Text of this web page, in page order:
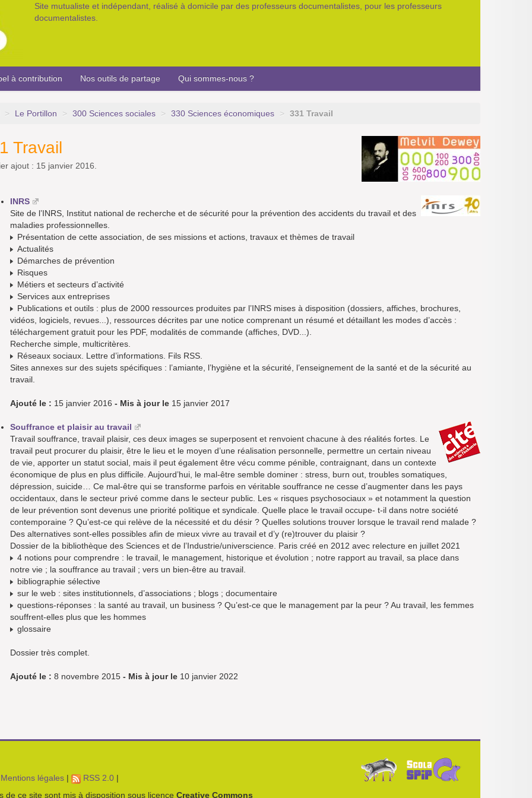
Site mutualiste et indépendant, réalisé à domicile par des professeurs documentalistes, pour les professeurs
documentalistes.
à contribution Nos outils de partage Qui sommes-nous ?
> Le Portillon > 300 Sciences sociales > 330 Sciences économiques > 331 Travail
Travail
ajout : 15 janvier 2016.
INRS
Site de l’INRS, Institut national de recherche et de sécurité pour la prévention des accidents du travail et des
maladies professionnelles.
Présentation de cette association, de ses missions et actions, travaux et thèmes de travail
Actualités
Démarches de prévention
Risques
Métiers et secteurs d’activité
Services aux entreprises
Publications et outils : plus de 2000 ressources produites par l’INRS mises à disposition (dossiers, affiches, brochures,
vidéos, logiciels, revues...), ressources décrites par une notice comprenant un résumé et détaillant les modes d’accès :
téléchargement gratuit pour les PDF, modalités de commande (affiches, DVD...).
Recherche simple, multicritères.
Réseaux sociaux. Lettre d’informations. Fils RSS.
Sites annexes sur des sujets spécifiques : l’amiante, l’hygiène et la sécurité, l’enseignement de la santé et de la sécurité au
travail.
Ajouté le : 15 janvier 2016 - Mis à jour le 15 janvier 2017
Souffrance et plaisir au travail
Travail souffrance, travail plaisir, ces deux images se superposent et renvoient chacune à des réalités fortes. Le
travail peut procurer du plaisir, être le lieu et le moyen d’une réalisation personnelle, permettre un certain niveau
de vie, apporter un statut social, mais il peut également être vécu comme pénible, contraignant, dans un contexte
économique de plus en plus difficile. Aujourd’hui, le mal-être semble dominer : stress, burn out, troubles somatiques,
dépression, suicide… Ce mal-être qui se transforme parfois en véritable souffrance ne cesse d’augmenter dans les pays
occidentaux, dans le secteur privé comme dans le secteur public. Les « risques psychosociaux » et notamment la question
de leur prévention sont devenus une priorité politique et syndicale. Quelle place le travail occupe- t-il dans notre société
contemporaine ? Qu’est-ce qui relève de la nécessité et du désir ? Quelles solutions trouver lorsque le travail rend malade ?
Des alternatives sont-elles possibles afin de mieux vivre au travail et d’y (re)trouver du plaisir ?
Dossier de la bibliothèque des Sciences et de l’Industrie/universcience. Paris créé en 2012 avec relecture en juillet 2021
4 notions pour comprendre : le travail, le management, historique et évolution ; notre rapport au travail, sa place dans
notre vie ; la souffrance au travail ; vers un bien-être au travail.
bibliographie sélective
sur le web : sites institutionnels, d’associations ; blogs ; documentaire
questions-réponses : la santé au travail, un business ? Qu’est-ce que le management par la peur ? Au travail, les femmes
souffrent-elles plus que les hommes
glossaire
Dossier très complet.
Ajouté le : 8 novembre 2015 - Mis à jour le 10 janvier 2022
Mentions légales| RSS 2.0 |
de ce site sont mis à disposition sous licence Creative Commons